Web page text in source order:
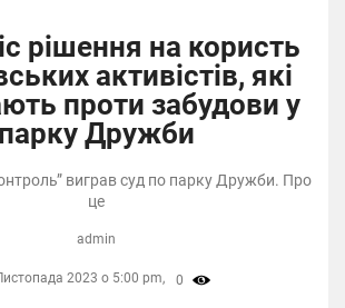
рішення на користь
активістів, які
проти забудови у
парку Дружби
виграв суд по парку Дружби. Про
це
admin
2023 о 5:00 pm, 0